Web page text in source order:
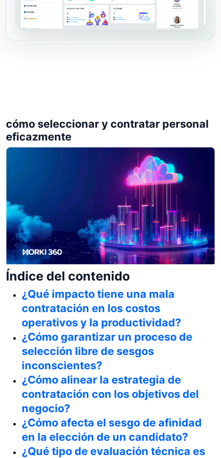
cómo seleccionar y contratar personal
eficazmente
Índice del contenido
¿Qué impacto tiene una mala
contratación en los costos
operativos y la productividad?
¿Cómo garantizar un proceso de
selección libre de sesgos
inconscientes?
¿Cómo alinear la estrategia de
contratación con los objetivos del
negocio?
¿Cómo afecta el sesgo de afinidad
en la elección de un candidato?
¿Qué tipo de evaluación técnica es